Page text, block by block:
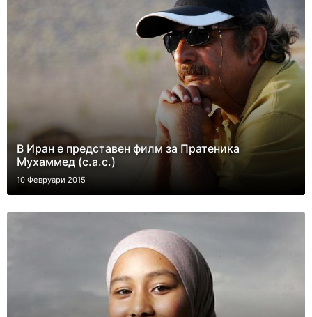
В Иран е представен филм за Пратеника
Мухаммед (с.а.с.)
10 Февруари 2015